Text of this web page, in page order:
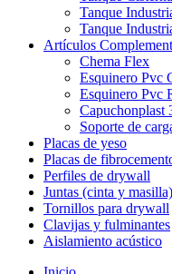
Tanque
Tanque
Artículos
Chema Flex
Esquinero Pvc
Esquinero Pvc
Capuchonplast
Soporte de
Placas de yeso
Placas de
Perfiles de drywall
Juntas (cinta y masilla)
Tornillos para drywall
Clavijas y fulminantes
Aislamiento acústico